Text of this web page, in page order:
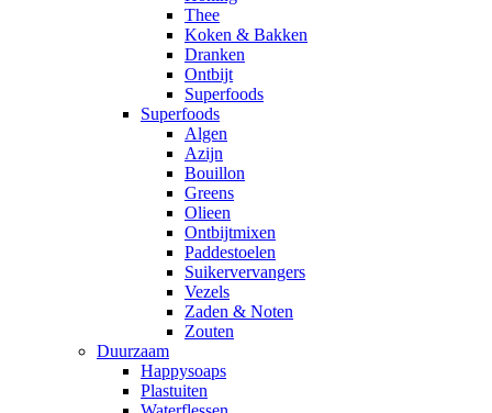
Thee
Koken & Bakken
Dranken
Ontbijt
Superfoods
Superfoods
Algen
Azijn
Bouillon
Greens
Olieen
Ontbijtmixen
Paddestoelen
Suikervervangers
Vezels
Zaden & Noten
Zouten
Duurzaam
Happysoaps
Plastuiten